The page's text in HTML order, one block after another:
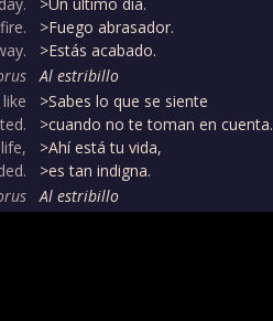
>Un último día.
>Fuego abrasador.
>Estás acabado.
Al estribillo
>Sabes lo que se siente
>cuando no te toman en cuenta.
>Ahí está tu vida,
>es tan indigna.
Al estribillo